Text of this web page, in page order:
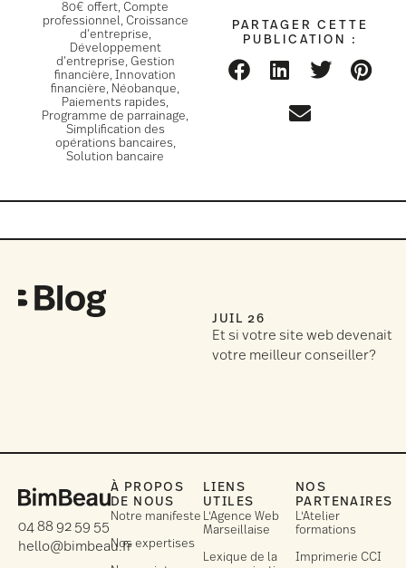
80€ offert, Compte
professionnel, Croissance
d’entreprise,
Développement
d’entreprise, Gestion
financière,Innovation
financière, Néobanque,
Paiements rapides,
Programme de parrainage,
Simplification des
opérations bancaires,
Solution bancaire
PARTAGER CETTE
PUBLICATION :
JUIL 26
Et si votre site web devenait
votre meilleur conseiller?
04 88 92 59 55
hello@bimbeau.fr
À PROPOS
DE NOUS
Notre manifeste
Nos expertises
LIENS
UTILES
L'Agence Web
Marseillaise
Lexique de la
NOS
PARTENAIRES
L'Atelier
formations
Imprimerie CCI